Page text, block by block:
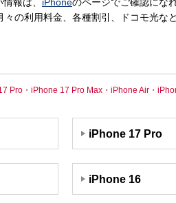
々の利用料金、各種割引、ドコモ光な
Pro・iPhone 17 Pro Max・iPhone Air・
iPhone 17 Pro
iPhone 16